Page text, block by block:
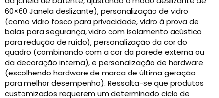
60×60 Janela deslizante), personalização de vidro
(como vidro fosco para privacidade, vidro à prova de
balas para segurança, vidro com isolamento acústico
para redução de ruído), personalização da cor do
quadro (combinando com a cor da parede externa ou
da decoração interna), e personalização de hardware
(escolhendo hardware de marca de última geração
para melhor desempenho). Ressalta-se que produtos
customizados requerem um determinado ciclo de